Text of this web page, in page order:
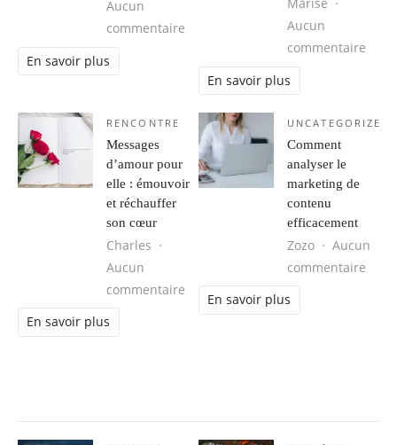
Aucun
commentaire sur Voyages pour hommes :
En savoir plus
Marise
Aucun
commentaire
En savoir plus
RENCONTRE
Messages
d’amour pour
elle : émouvoir
et réchauffer
son cœur
Charles
Aucun
commentaire
En savoir plus
UNCATEGORIZED
Comment
analyser le
marketing de
contenu
efficacement
Zozo
Aucun
commentaire
En savoir plus